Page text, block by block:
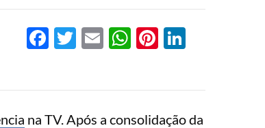
Facebook
Twitter
EmailWhatsApp
Pinterest
LinkedIn
na TV. Após a consolidação da